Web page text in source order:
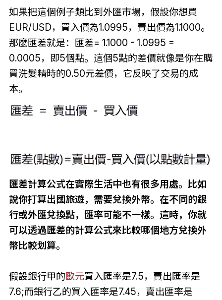
如果把這個例子類比到外匯市場，假設你想買
EUR/USD，買入價為1.0995，賣出價為1.1000。
那麼匯差就是：匯差= 1.1000 - 1.0995 =
0.0005，即5個點。這個5點的差價就像是你在購
買洗髮精時的0.50元差價，它反映了交易的成
本。
匯差計算公式在實際生活中也有很多用處。比如
說你打算出國旅遊，需要兌換外幣。在不同的銀
行或外匯兌換點，匯率可能不一樣。這時，你就
可以透過匯差的計算公式來比較哪個地方兌換外
幣比較划算。
假設銀行甲的歐元買入匯率是7.5，賣出匯率是
7.6;而銀行乙的買入匯率是7.45，賣出匯率是